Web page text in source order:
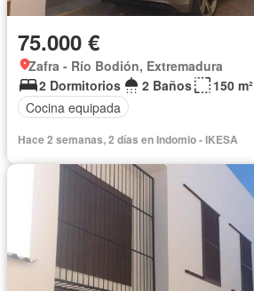
75.000 €
Zafra - Río Bodión, Extremadura
2 Dormitorios
2 Baños
150 m²
Cocina equipada
Hace 2 semanas, 2 días en Indomio - IKESA